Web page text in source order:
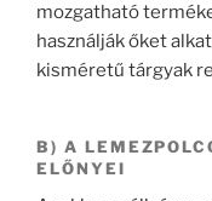
mozgatható
használják őket
kisméretű tárgyak
B) A
ELŐNYEI